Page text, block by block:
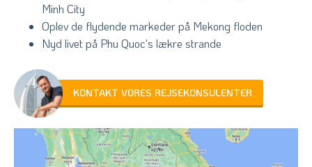
Minh City
Oplev de flydende markeder på Mekong floden
Nyd livet på Phu Quoc's lækre strande
KONTAKT VORES REJSEKONSULENTER